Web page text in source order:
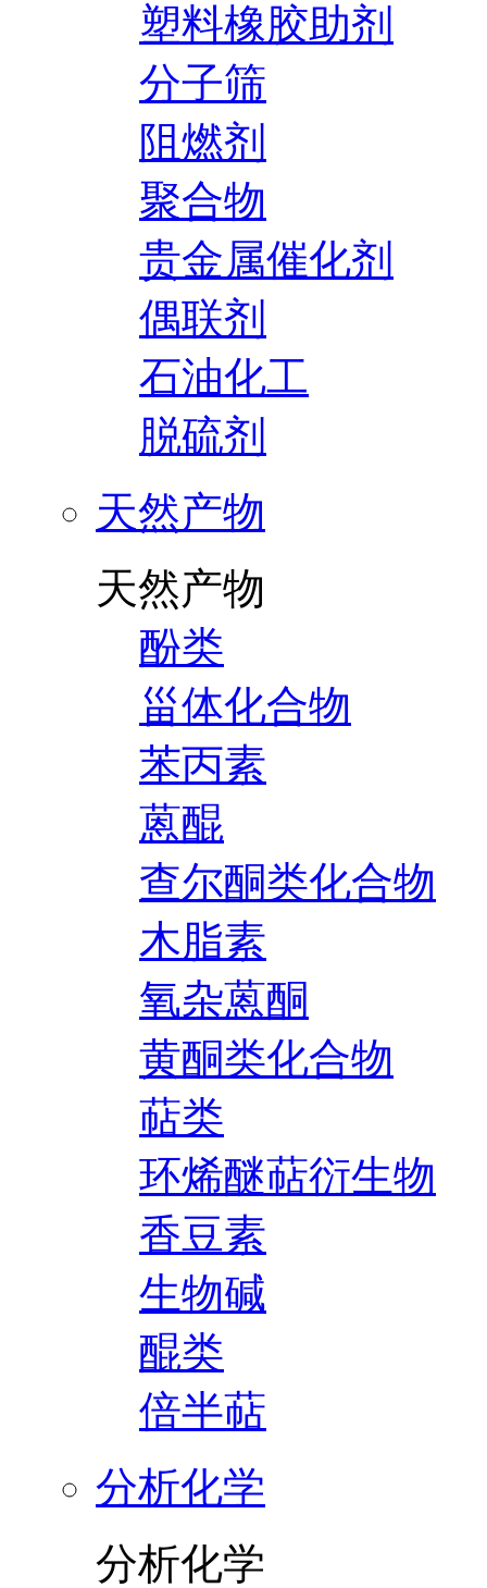
塑料橡胶助剂
分子筛
阻燃剂
聚合物
贵金属催化剂
偶联剂
石油化工
脱硫剂
天然产物
天然产物
酚类
甾体化合物
苯丙素
蒽醌
查尔酮类化合物
木脂素
氧杂蒽酮
黄酮类化合物
萜类
环烯醚萜衍生物
香豆素
生物碱
醌类
倍半萜
分析化学
分析化学